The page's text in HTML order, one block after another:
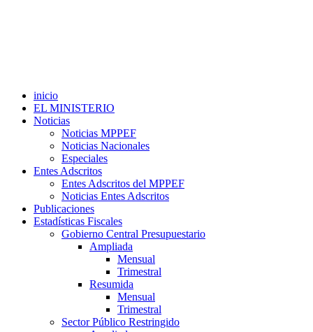
inicio
EL MINISTERIO
Noticias
Noticias MPPEF
Noticias Nacionales
Especiales
Entes Adscritos
Entes Adscritos del MPPEF
Noticias Entes Adscritos
Publicaciones
Estadísticas Fiscales
Gobierno Central Presupuestario
Ampliada
Mensual
Trimestral
Resumida
Mensual
Trimestral
Sector Público Restringido